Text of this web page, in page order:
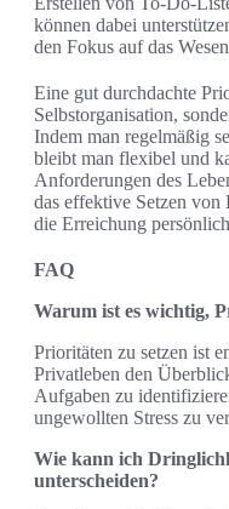
können dabei
den Fokus auf das
Eine gut durchdachte
Selbstorganisation,
Indem man regelmäßig
bleibt man flexibel und
Anforderungen des
das effektive Setzen
die Erreichung
FAQ
Warum ist es wichtig,
Prioritäten zu setzen ist
Privatleben den
Aufgaben zu
ungewollten Stress zu
Wie kann ich
unterscheiden?